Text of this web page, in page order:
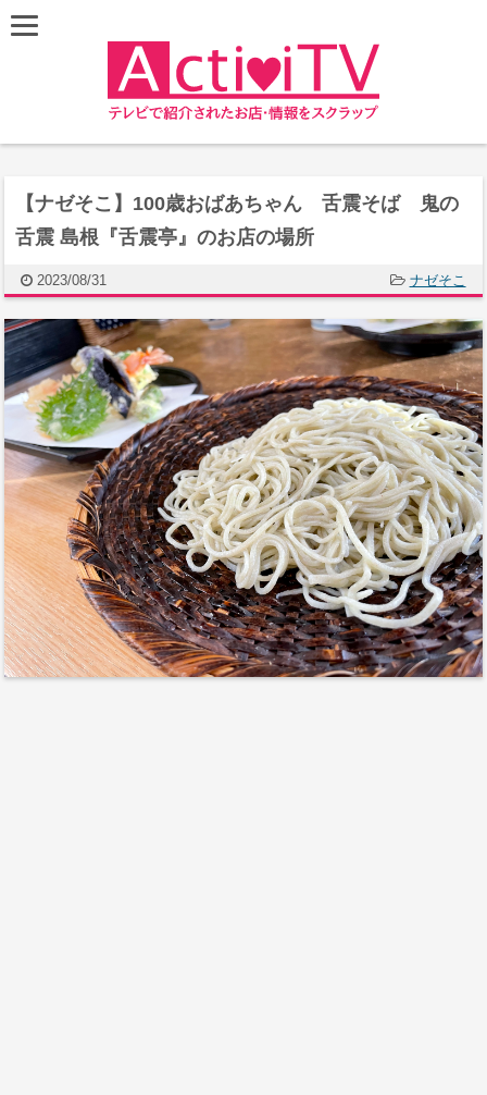
【ナゼそこ】100歳おばあちゃん 舌震そば 鬼の
舌震 島根『舌震亭』のお店の場所
2023/08/31 ナゼそこ